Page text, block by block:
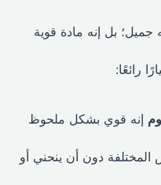
بل إنه مادة قوية
رائعًا:
إنه قوي بشكل ملحوظ
دون أن ينحني أو